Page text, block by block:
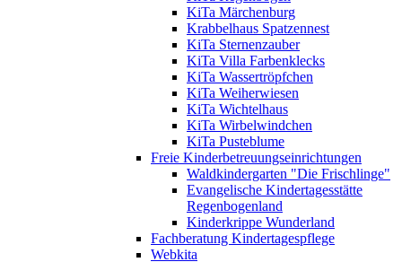
KiTa Märchenburg
Krabbelhaus Spatzennest
KiTa Sternenzauber
KiTa Villa Farbenklecks
KiTa Wassertröpfchen
KiTa Weiherwiesen
KiTa Wichtelhaus
KiTa Wirbelwindchen
KiTa Pusteblume
Freie Kinderbetreuungseinrichtungen
Waldkindergarten "Die Frischlinge"
Evangelische Kindertagesstätte
Regenbogenland
Kinderkrippe Wunderland
Fachberatung Kindertagespflege
Webkita